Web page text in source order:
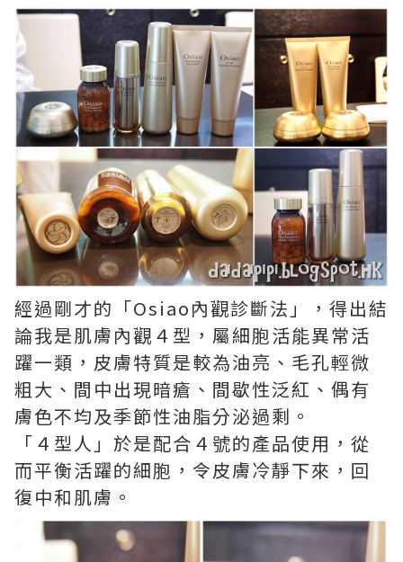
經過剛才的「Osiao內觀診斷法」，得出結
論我是肌膚內觀４型，屬細胞活能異常活
躍一類，皮膚特質是較為油亮、毛孔輕微
粗大、間中出現暗瘡、間歇性泛紅、偶有
膚色不均及季節性油脂分泌過剩。
「４型人」於是配合４號的產品使用，從
而平衡活躍的細胞，令皮膚冷靜下來，回
復中和肌膚。